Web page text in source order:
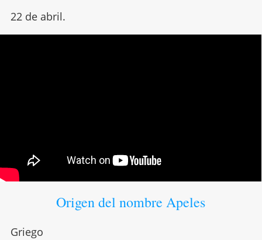
22 de abril.
Origen del nombre Apeles
Griego